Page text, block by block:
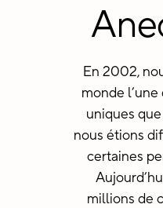
En 2002,
monde
uniques
nous étions
certaines
millions de
+
Paires de
le monde
Pays dans
Employés
répartis entre
les bureaux
de